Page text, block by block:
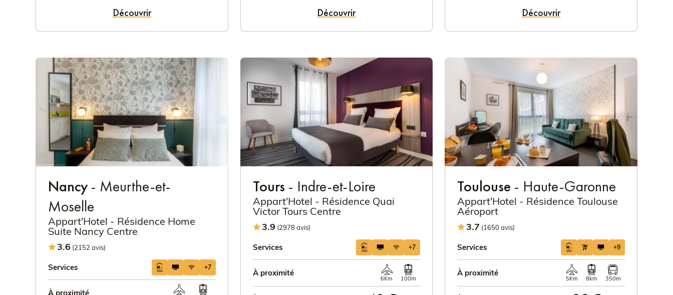
Découvrir Découvrir Découvrir
Nancy - Meurthe-et-
Moselle
Appart'Hotel - Résidence Home
Suite Nancy Centre
3.6 (2152 avis)
Services +7
À proximité
Tours - Indre-et-Loire
Appart'Hotel - Résidence Quai
Victor Tours Centre
3.9 (2978 avis)
Services +7
À proximité
6Km 100m
Toulouse - Haute-Garonne
Appart'Hotel - Résidence Toulouse
Aéroport
3.7 (1650 avis)
Services +9
À proximité
5Km 8km 350m